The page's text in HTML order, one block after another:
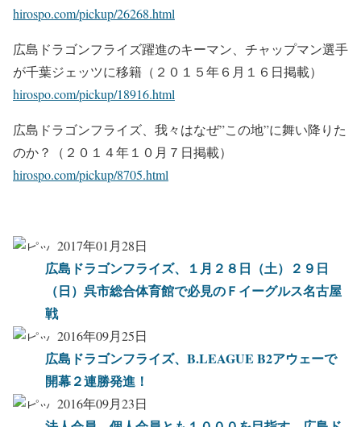
hirospo.com/pickup/26268.html
広島ドラゴンフライズ躍進のキーマン、チャップマン選手
が千葉ジェッツに移籍（２０１５年６月１６日掲載）
hirospo.com/pickup/18916.html
広島ドラゴンフライズ、我々はなぜ”この地”に舞い降りた
のか？（２０１４年１０月７日掲載）
hirospo.com/pickup/8705.html
2017年01月28日
広島ドラゴンフライズ、１月２８日（土）２９日
（日）呉市総合体育館で必見のＦイーグルス名古屋
戦
2016年09月25日
広島ドラゴンフライズ、B.LEAGUE B2アウェーで
開幕２連勝発進！
2016年09月23日